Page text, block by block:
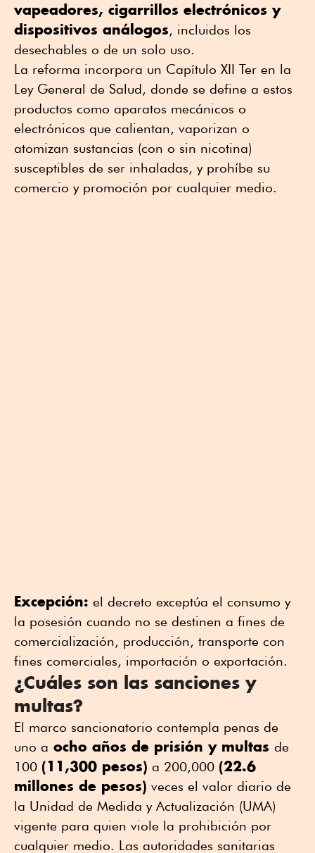
vapeadores, cigarrillos electrónicos y
dispositivos análogos, incluidos los
desechables o de un solo uso.
La reforma incorpora un Capítulo XII Ter en la
Ley General de Salud, donde se define a estos
productos como aparatos mecánicos o
electrónicos que calientan, vaporizan o
atomizan sustancias (con o sin nicotina)
susceptibles de ser inhaladas, y prohíbe su
comercio y promoción por cualquier medio.
Excepción: el decreto exceptúa el consumo y
la posesión cuando no se destinen a fines de
comercialización, producción, transporte con
fines comerciales, importación o exportación.
¿Cuáles son las sanciones y
multas?
El marco sancionatorio contempla penas de
uno a ocho años de prisión y multas de
100 (11,300 pesos) a 200,000 (22.6
millones de pesos) veces el valor diario de
la Unidad de Medida y Actualización (UMA)
vigente para quien viole la prohibición por
cualquier medio. Las autoridades sanitarias